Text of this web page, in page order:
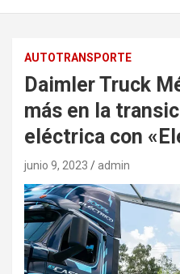
AUTOTRANSPORTE
Daimler Truck
más en la
eléctrica con
junio 9, 2023 admin